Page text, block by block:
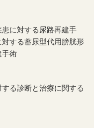
に対する尿路再建手
する蓄尿型代用膀胱形
手術
る診断と治療に関する